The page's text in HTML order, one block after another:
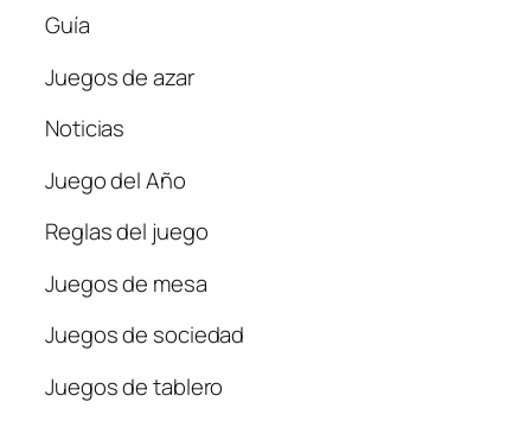
Guía
Juegos de azar
Noticias
Juego del Año
Reglas del juego
Juegos de mesa
Juegos de sociedad
Juegos de tablero